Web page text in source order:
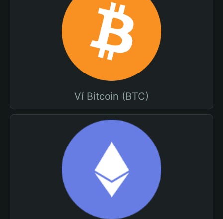
Ví Bitcoin (BTC)